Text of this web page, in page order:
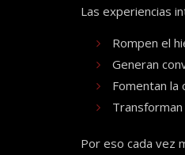
Las experiencias
Rompen el
Generan
Fomentan la
Por eso cada vez